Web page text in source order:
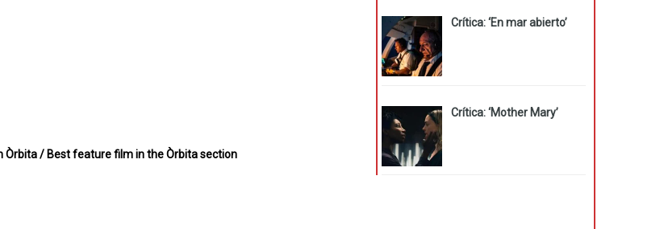
Òrbita / Best feature film in the Òrbita section
Crítica: ‘En mar abierto’
Crítica: ‘Mother Mary’